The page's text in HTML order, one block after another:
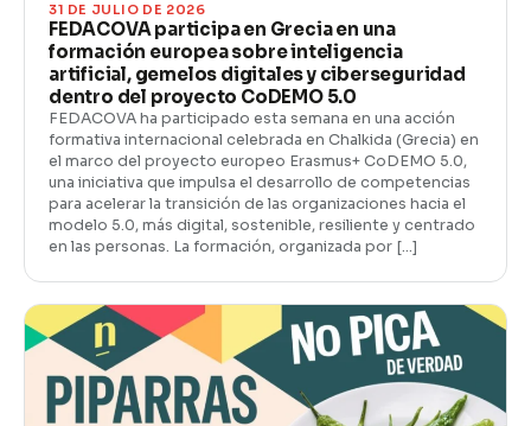
31 DE JULIO DE 2026
FEDACOVA participa en Grecia en una
formación europea sobre inteligencia
artificial, gemelos digitales y ciberseguridad
dentro del proyecto CoDEMO 5.0
FEDACOVA ha participado esta semana en una acción
formativa internacional celebrada en Chalkida (Grecia) en
el marco del proyecto europeo Erasmus+ CoDEMO 5.0,
una iniciativa que impulsa el desarrollo de competencias
para acelerar la transición de las organizaciones hacia el
modelo 5.0, más digital, sostenible, resiliente y centrado
en las personas. La formación, organizada por […]